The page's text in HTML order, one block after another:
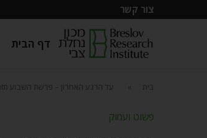
צור קשר
דף הבית
בית עד הרגע האחרון – פרשת השבוע
פשוט ועמוק